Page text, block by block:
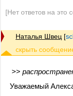
[Нет ответов на это
Наталья Швец [
>>
Уважаемый